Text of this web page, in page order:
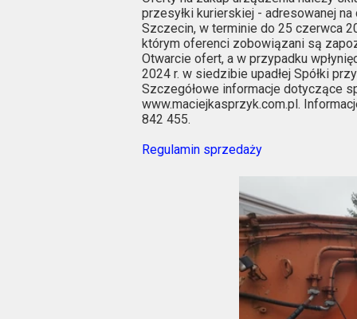
przesyłki kurierskiej - adresowanej
Szczecin, w terminie do 25 czerwca
którym oferenci zobowiązani są
Otwarcie ofert, a w przypadku
2024 r. w siedzibie upadłej Spółki
Szczegółowe informacje dotyczące
www.maciejkasprzyk.com.pl.
842 455.
Regulamin sprzedaży